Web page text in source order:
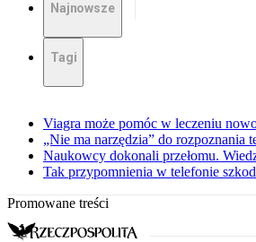
Najnowsze
Tagi
Viagra może pomóc w leczeniu
„Nie ma narzędzia” do rozpoznania
Naukowcy dokonali przełomu.
Tak przypomnienia w telefonie
Promowane treści